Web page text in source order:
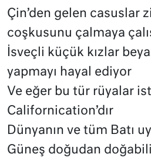
Çin’den gelen casuslar
coşkusunu çalmaya
İsveçli küçük kızlar
yapmayı hayal ediyor
Ve eğer bu tür rüyalar
Californication’dır
Dünyanın ve tüm Batı
Güneş doğudan